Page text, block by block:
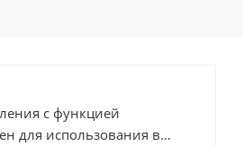
с функцией
для использования в